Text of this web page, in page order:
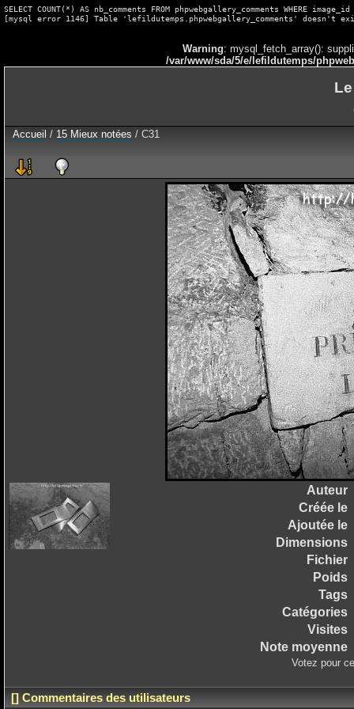
SELECT COUNT(*) AS nb_comments FROM phpwebgallery_comments WHERE
[mysql error 1146] Table 'lefildutemps.phpwebgallery_comments' doesn't
Warning: mysql_fetch_array():
/var/www/sda/5/e/lefildutemps/
Accueil / 15 Mieux notées / C31
Auteur
Créée le
Ajoutée le
Dimensions
Fichier
Poids
Tags
Catégories
Visites
Note moyenne
Votez pour
[] Commentaires des utilisateurs